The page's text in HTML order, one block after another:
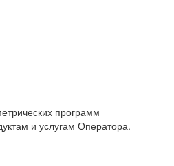
программ
и услугам Оператора.